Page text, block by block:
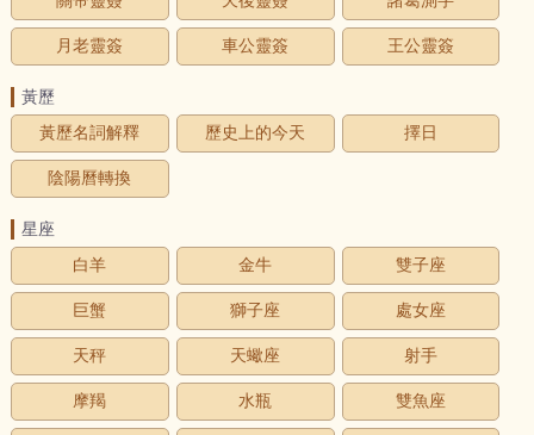
月老靈簽 車公靈簽 王公靈簽
黃歷
黃歷名詞解釋
歷史上的今天 擇日
陰陽曆轉換
星座
白羊
金牛 雙子座
巨蟹 獅子座 處女座
天秤 天蠍座 射手
摩羯 水瓶 雙魚座